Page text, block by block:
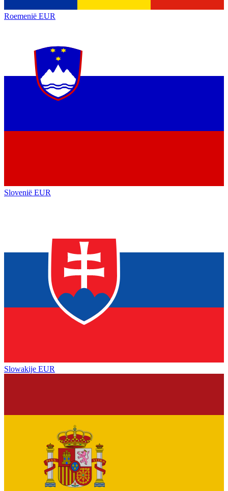
Roemenië EUR
Slovenië EUR
Slowakije EUR